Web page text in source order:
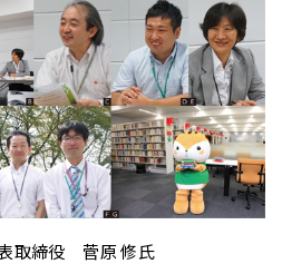
取締役 菅原 修氏